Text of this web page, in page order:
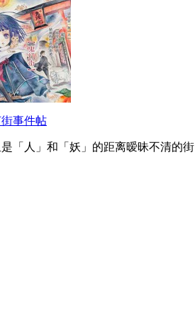
事件帖
「人」和「妖」的距离暧昧不清的街